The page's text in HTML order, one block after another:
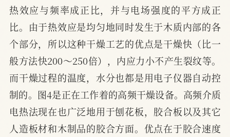
热效应与频率成正比，并与电场强度的平方成正
比。由于热效应是均匀地同时发生于木质内部的各
个部分，所以这种干燥工艺的优点是干燥快（比一
般方法快200～250倍），内应力小不产生裂纹等。
而干燥过程的温度，水分也都是用电子仪器自动控
制的。图4是正在工作着的高频干燥设备。高频介质
电热法现在也广泛地用于刨花板，胶合板以及其它
人造板材和木制品的胶合方面。优点在于胶合速度